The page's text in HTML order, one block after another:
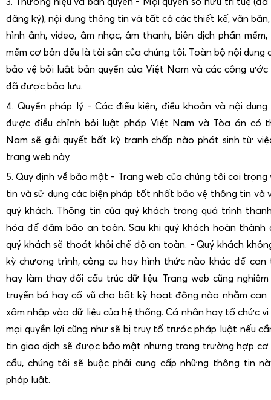
đăng ký), nội dung thông tin và tất cả các thiết kế, văn
hình ảnh, video, âm nhạc, âm thanh, biên dịch phần
mềm cơ bản đều là tài sản của chúng tôi. Toàn bộ nội
bảo vệ bởi luật bản quyền của Việt Nam và các công ước
đã được bảo lưu.
4. Quyền pháp lý - Các điều kiện, điều khoản và nội
được điều chỉnh bởi luật pháp Việt Nam và Tòa án có
Nam sẽ giải quyết bất kỳ tranh chấp nào phát sinh từ
trang web này.
5. Quy định về bảo mật - Trang web của chúng tôi coi
tin và sử dụng các biện pháp tốt nhất bảo vệ thông tin và
quý khách. Thông tin của quý khách trong quá trình
hóa để đảm bảo an toàn. Sau khi quý khách hoàn thành
quý khách sẽ thoát khỏi chế độ an toàn. - Quý khách
kỳ chương trình, công cụ hay hình thức nào khác để
hay làm thay đổi cấu trúc dữ liệu. Trang web cũng
truyền bá hay cổ vũ cho bất kỳ hoạt động nào nhằm can
xâm nhập vào dữ liệu của hệ thống. Cá nhân hay tổ chức
mọi quyền lợi cũng như sẽ bị truy tố trước pháp luật nếu
tin giao dịch sẽ được bảo mật nhưng trong trường hợp cơ
cầu, chúng tôi sẽ buộc phải cung cấp những thông tin
pháp luật.